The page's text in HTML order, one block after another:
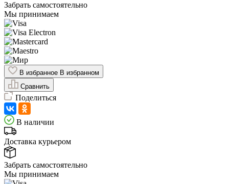
Забрать самостоятельно
Мы принимаем
В избранное В избранном
Сравнить
Поделиться
В наличии
Доставка курьером
Забрать самостоятельно
Мы принимаем